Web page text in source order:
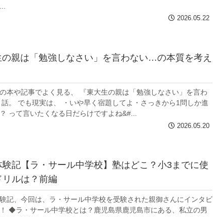
2026.05.22
親は「勉強しなさい」を言わない…の本質を考え
本や記事でよく見る、 『東大生の親は「勉強しなさい」を言わ
。 でも現実は、 ・いや早く宿題してよ・さっきから1問しか進
って言いたくなる日だらけですよね&#...
2026.05.20
験記【ラ・サール中学校】塾はどこ？小3までに使
リルは？前編
記、今回は、ラ・サール中学校を受験された親御さんにインタビ
◆ラ・サール中学校とは？鹿児島県鹿児島市にある、私立の男